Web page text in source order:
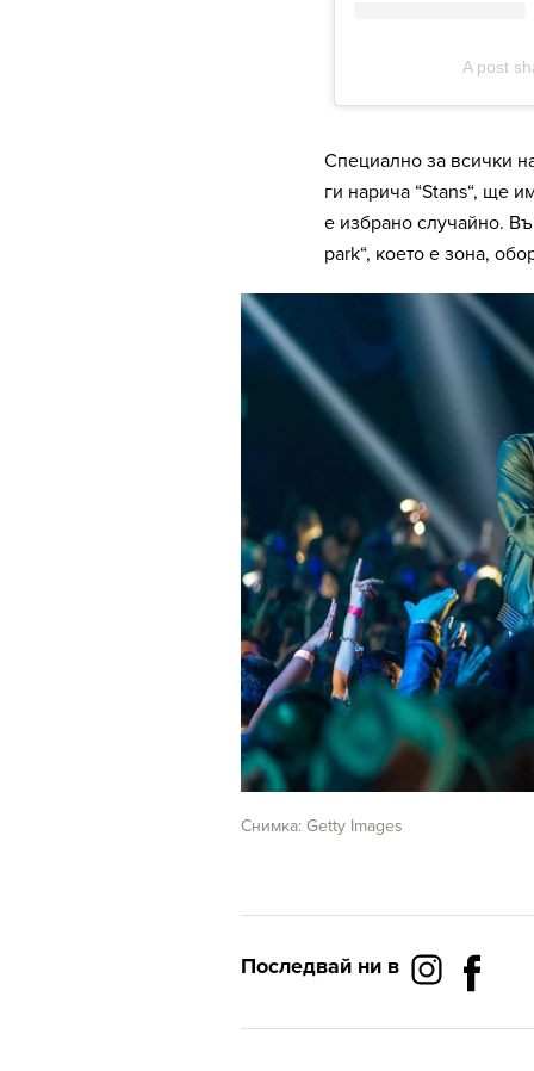
Специално за всички
ги нарича “Stans“, ще
е избрано случайно.
park“, което е зона,
Снимка: Getty Images
Последвай ни в